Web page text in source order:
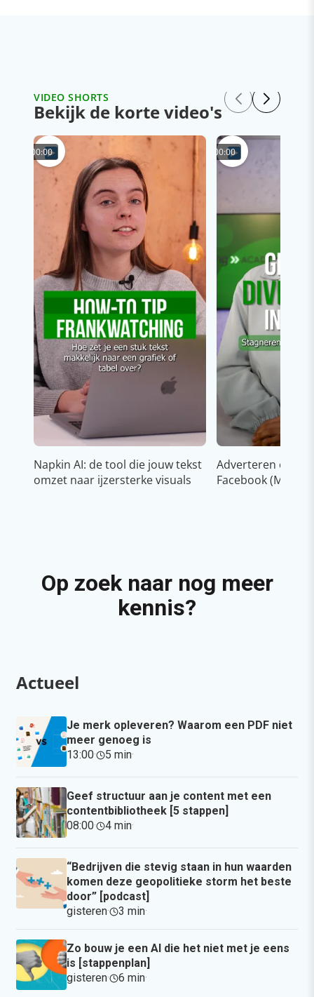
VIDEO SHORTS
Bekijk de korte video's
00:00
Napkin AI: de tool die jouw tekst
omzet naar ijzersterke visuals
00:00
Adverteren op
Facebook (Meta)
Op zoek naar nog meer
kennis?
Actueel
Je merk opleveren? Waarom een PDF niet
meer genoeg is
13:00· 5 min·
Geef structuur aan je content met een
contentbibliotheek [5 stappen]
08:00· 4 min·
“Bedrijven die stevig staan in hun waarden
komen deze geopolitieke storm het beste
door” [podcast]
gisteren· 3 min·
Zo bouw je een AI die het niet met je eens
is [stappenplan]
gisteren· 6 min·